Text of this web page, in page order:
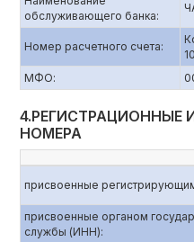
обслуживающего банка:
Номер расчетного счета:
МФО:
НОМЕРА
присвоенные
присвоенные органом
службы (ИНН):